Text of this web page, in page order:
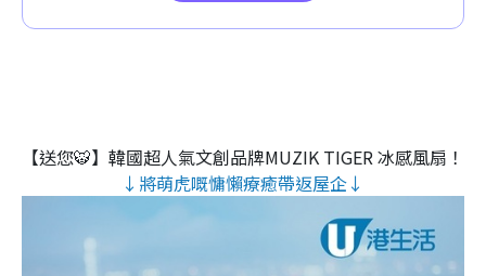
【送您🐯】韓國超人氣文創品牌MUZIK TIGER 冰感風扇！
↓將萌虎嘅慵懶療癒帶返屋企↓